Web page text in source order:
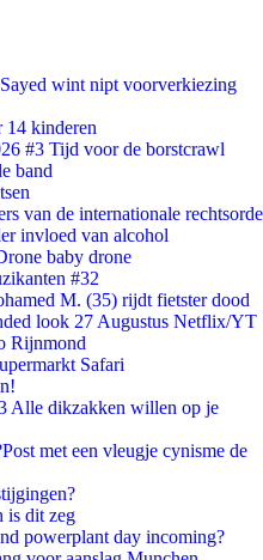
wint nipt voorverkiezing
14 kinderen
#3 Tijd voor de borstcrawl
band
van de internationale rechtsorde
invloed van alcohol
baby drone
#32
M. (35) rijdt fietster dood
look 27 Augustus Netflix/YT
Rijnmond
Safari
Alle dikzakken willen op je
met een vleugje cynisme de
is dit zeg
powerplant day incoming?